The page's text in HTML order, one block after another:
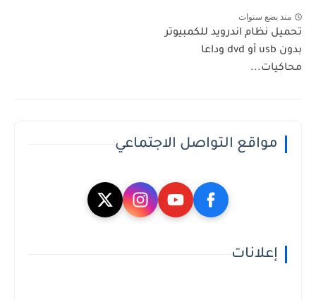
منذ بضع سنوات
تحميل نظام اندرويد للكمبيوتر
بدون usb أو dvd وداعا
محاكيات...
مواقع التواصل الاجتماعي
إعلانات